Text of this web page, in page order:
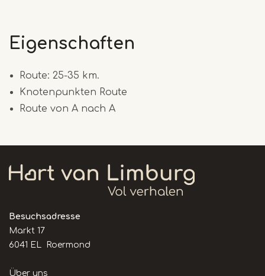
Eigenschaften
Route: 25-35 km.
Knotenpunkten Route
Route von A nach A
Besuchsadresse
Markt 17
6041 EL Roermond
Handige
Über uns